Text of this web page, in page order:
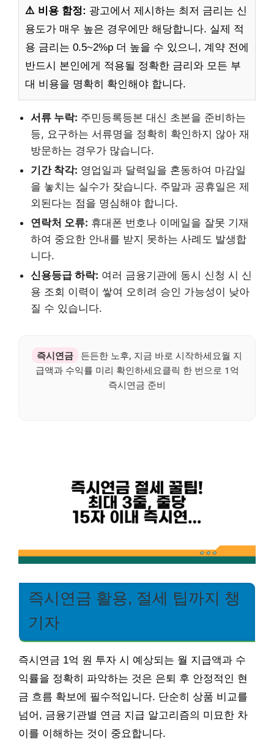
⚠️ 비용 함정: 광고에서 제시하는 최저 금리는 신
용도가 매우 높은 경우에만 해당합니다. 실제 적
용 금리는 0.5~2%p 더 높을 수 있으니, 계약 전에
반드시 본인에게 적용될 정확한 금리와 모든 부
대 비용을 명확히 확인해야 합니다.
서류 누락: 주민등록등본 대신 초본을 준비하는
등, 요구하는 서류명을 정확히 확인하지 않아 재
방문하는 경우가 많습니다.
기간 착각: 영업일과 달력일을 혼동하여 마감일
을 놓치는 실수가 잦습니다. 주말과 공휴일은 제
외된다는 점을 명심해야 합니다.
연락처 오류: 휴대폰 번호나 이메일을 잘못 기재
하여 중요한 안내를 받지 못하는 사례도 발생합
니다.
신용등급 하락: 여러 금융기관에 동시 신청 시 신
용 조회 이력이 쌓여 오히려 승인 가능성이 낮아
질 수 있습니다.
즉시연금
든든한 노후, 지금 바로 시작하세요월 지
급액과 수익률 미리 확인하세요클릭 한 번으로 1억
즉시연금 준비
즉시연금 활용, 절세 팁까지 챙
기자
즉시연금 1억 원 투자 시 예상되는 월 지급액과 수
익률을 정확히 파악하는 것은 은퇴 후 안정적인 현
금 흐름 확보에 필수적입니다. 단순히 상품 비교를
넘어, 금융기관별 연금 지급 알고리즘의 미묘한 차
이를 이해하는 것이 중요합니다.